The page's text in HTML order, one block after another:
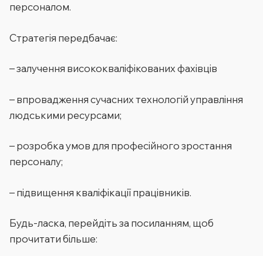
персоналом.
Стратегія передбачає:
– залучення висококваліфікованих фахівців
– впровадження сучасних технологій управління
людськими ресурсами;
– розробка умов для професійного зростання
персоналу;
– підвищення кваліфікації працівників.
Будь-ласка, перейдіть за посиланням, щоб
прочитати більше: